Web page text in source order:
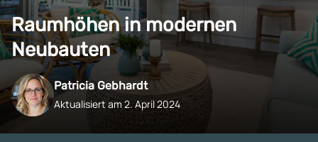
Raumhöhen in modernen
Neubauten
Patricia Gebhardt
Aktualisiert am 2. April 2024